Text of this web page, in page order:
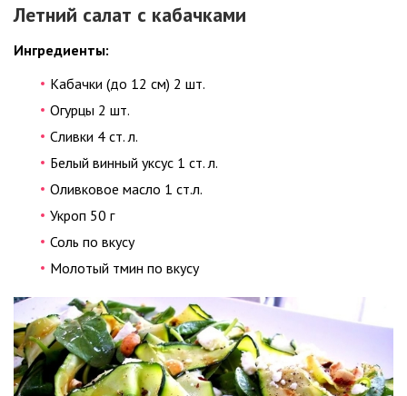
Летний салат с кабачками
Ингредиенты:
Кабачки (до 12 см) 2 шт.
Огурцы 2 шт.
Сливки 4 ст. л.
Белый винный уксус 1 ст. л.
Оливковое масло 1 ст.л.
Укроп 50 г
Соль по вкусу
Молотый тмин по вкусу